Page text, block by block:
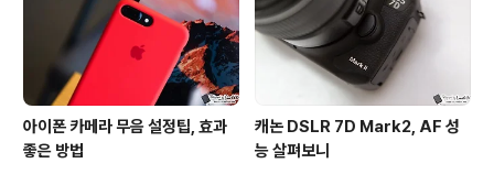
아이폰 카메라 무음 설정팁, 효과
좋은 방법
캐논 DSLR 7D Mark2, AF 성
능 살펴보니